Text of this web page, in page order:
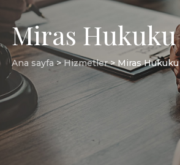
Miras Hukuku
Ana sayfa >Hizmetler > Miras Hukuku